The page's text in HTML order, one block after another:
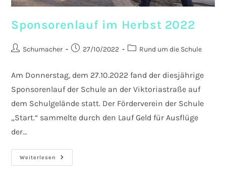
Sponsorenlauf im Herbst 2022​
Beitrags-
Schumacher
Beitrag27/10/2022
Beitrags-
Rund um die Schule
Am Donnerstag, dem 27.10.2022 fand der diesjährige
Sponsorenlauf der Schule an der Viktoriastraße auf
dem Schulgelände statt. Der Förderverein der Schule
„Start.“ sammelte durch den Lauf Geld für Ausflüge
der…
Weiterlesen
Sponsorenlauf
Im